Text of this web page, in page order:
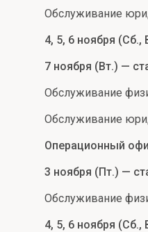
Обслуживание
4, 5, 6 ноября
7 ноября (Вт.) —
Обслуживание
Обслуживание
Операционный
3 ноября (Пт.) —
Обслуживание
4, 5, 6 ноября